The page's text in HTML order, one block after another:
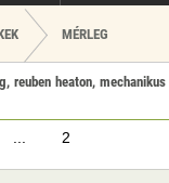
MÉRLEG
heaton,
2